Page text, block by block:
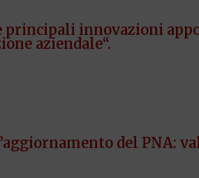
innovazioni
aziendale“.
del PNA: